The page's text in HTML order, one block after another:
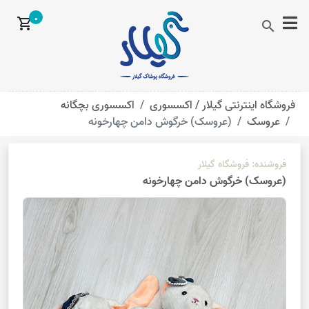
search
shopping_cart0
فروشگاه اینترنتی گیلار /اکسسوری
اکسسوری بچگانه
عروسک
(عروسک) خرگوش دامن چهارخونه
فروشنده: فروشگاه گیلار
(عروسک) خرگوش دامن چهارخونه